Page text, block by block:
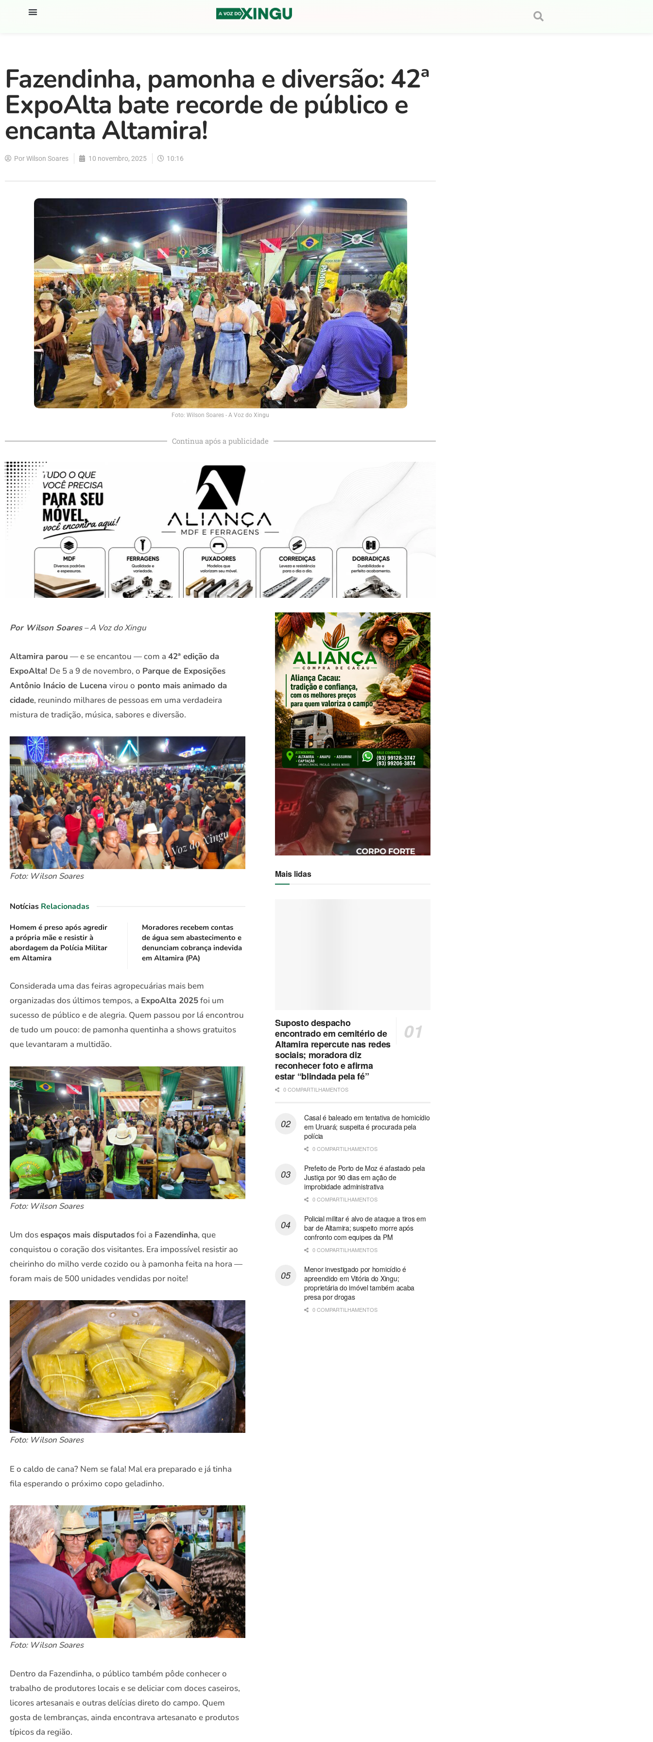
Fazendinha, pamonha e diversão: 42ª
ExpoAlta bate recorde de público e
encanta Altamira!
PorWilson Soares 10 novembro, 2025 10:16
Foto: Wilson Soares - A Voz do Xingu
Continua após a publicidade
Por Wilson Soares– A Voz do Xingu
Altamira parou — e se encantou — com a 42ª edição da
ExpoAlta! De 5 a 9 de novembro, o Parque de Exposições
Antônio Inácio de Lucena virou o ponto mais animado da
cidade, reunindo milhares de pessoas em uma verdadeira
mistura de tradição, música, sabores e diversão.
Foto: Wilson Soares
Notícias Relacionadas
Homem é preso após agredir
a própria mãe e resistir à
abordagem da Polícia Militar
em Altamira
Moradores recebem contas
de água sem abastecimento e
denunciam cobrança indevida
em Altamira (PA)
Considerada uma das feiras agropecuárias mais bem
organizadas dos últimos tempos, a ExpoAlta 2025foi um
sucesso de público e de alegria. Quem passou por lá encontrou
de tudo um pouco: de pamonha quentinha a shows gratuitos
que levantaram a multidão.
Foto: Wilson Soares
Um dosespaços mais disputadosfoi a Fazendinha, que
conquistou o coração dos visitantes. Era impossível resistir ao
cheirinho do milho verde cozido ou à pamonha feita na hora —
foram mais de 500 unidades vendidas por noite!
Foto: Wilson Soares
E o caldo de cana? Nem se fala! Mal era preparado e já tinha
fila esperando o próximo copo geladinho.
Foto: Wilson Soares
Dentro da Fazendinha, o público também pôde conhecer o
trabalho de produtores locais e se deliciar com doces caseiros,
licores artesanais e outras delícias direto do campo. Quem
gosta de lembranças, ainda encontrava artesanato e produtos
típicos da região.
Mais lidas
Suposto despacho
encontrado em cemitério de
Altamira repercute nas redes
sociais; moradora diz
reconhecer foto e afirma
estar “blindada pela fé”
0 COMPARTILHAMENTOS
Casal é baleado em tentativa de homicídio
em Uruará; suspeita é procurada pela
polícia
0 COMPARTILHAMENTOS
Prefeito de Porto de Moz é afastado pela
Justiça por 90 dias em ação de
improbidade administrativa
0 COMPARTILHAMENTOS
Policial militar é alvo de ataque a tiros em
bar de Altamira; suspeito morre após
confronto com equipes da PM
0 COMPARTILHAMENTOS
Menor investigado por homicídio é
apreendido em Vitória do Xingu;
proprietária do imóvel também acaba
presa por drogas
0 COMPARTILHAMENTOS